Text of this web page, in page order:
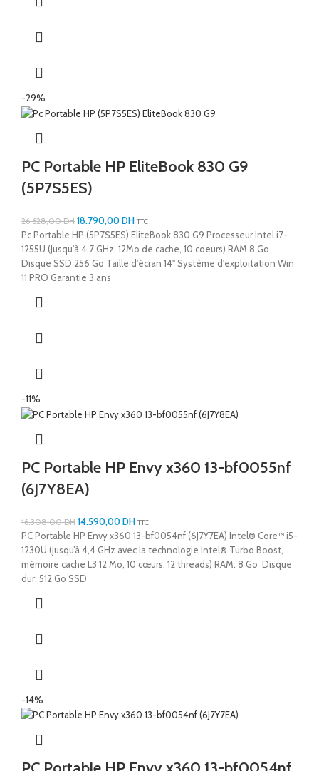
-29%
PC Portable HP EliteBook 830 G9
(5P7S5ES)
26.628,00DH 18.790,00DH TTC
Pc Portable HP (5P7S5ES) EliteBook 830 G9 Processeur Intel i7-
1255U (Jusqu'à 4,7 GHz, 12Mo de cache, 10 coeurs) RAM 8 Go
Disque SSD 256 Go Taille d'écran 14" Système d'exploitation Win
11 PRO Garantie 3 ans
-11%
PC Portable HP Envy x360 13-bf0055nf
(6J7Y8EA)
16.308,00DH 14.590,00DH TTC
PC Portable HP Envy x360 13-bf0054nf (6J7Y7EA) Intel® Core™ i5-
1230U (jusqu’à 4,4 GHz avec la technologie Intel® Turbo Boost,
mémoire cache L3 12 Mo, 10 cœurs, 12 threads) RAM: 8 Go Disque
dur: 512 Go SSD
-14%